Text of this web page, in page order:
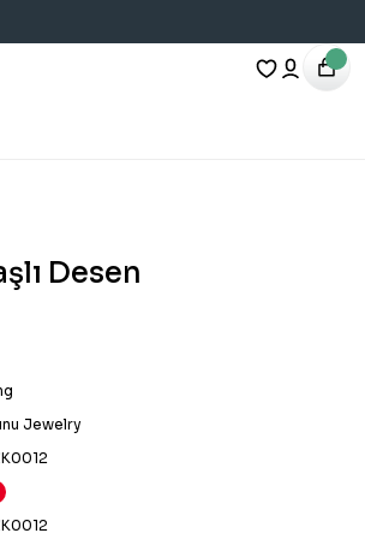
Desen
Jewelry